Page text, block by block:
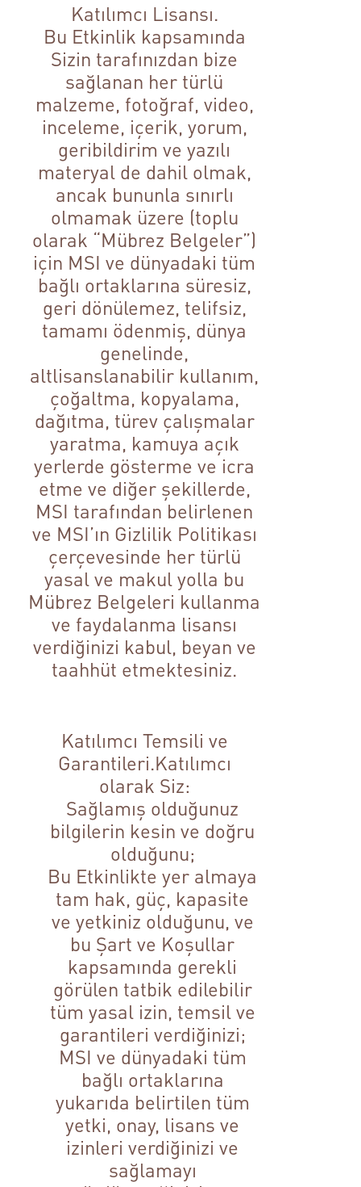
Katılımcı Lisansı.
Bu Etkinlik kapsamında
Sizin tarafınızdan bize
sağlanan her türlü
malzeme, fotoğraf, video,
inceleme, içerik, yorum,
geribildirim ve yazılı
materyal de dahil olmak,
ancak bununla sınırlı
olmamak üzere (toplu
olarak “Mübrez Belgeler”)
için MSI ve dünyadaki tüm
bağlı ortaklarına süresiz,
geri dönülemez, telifsiz,
tamamı ödenmiş, dünya
genelinde,
altlisanslanabilir kullanım,
çoğaltma, kopyalama,
dağıtma, türev çalışmalar
yaratma, kamuya açık
yerlerde gösterme ve icra
etme ve diğer şekillerde,
MSI tarafından belirlenen
ve MSI’ın Gizlilik Politikası
çerçevesinde her türlü
yasal ve makul yolla bu
Mübrez Belgeleri kullanma
ve faydalanma lisansı
verdiğinizi kabul, beyan ve
taahhüt etmektesiniz.
Katılımcı Temsili ve
Garantileri.Katılımcı
olarak Siz:
Sağlamış olduğunuz
bilgilerin kesin ve doğru
olduğunu;
Bu Etkinlikte yer almaya
tam hak, güç, kapasite
ve yetkiniz olduğunu, ve
bu Şart ve Koşullar
kapsamında gerekli
görülen tatbik edilebilir
tüm yasal izin, temsil ve
garantileri verdiğinizi;
MSI ve dünyadaki tüm
bağlı ortaklarına
yukarıda belirtilen tüm
yetki, onay, lisans ve
izinleri verdiğinizi ve
sağlamayı